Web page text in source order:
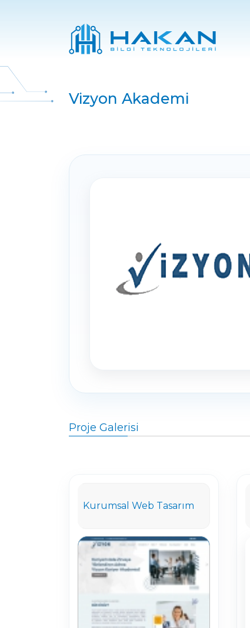
Vizyon Akademi
Proje Galerisi
Kurumsal Web Tasarım